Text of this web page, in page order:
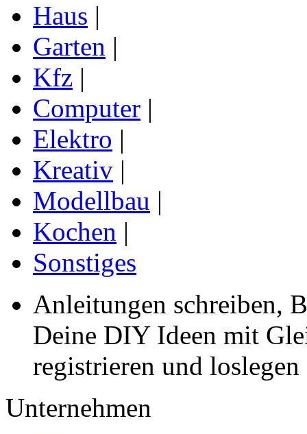
Haus |
Garten |
Kfz |
Computer |
Elektro |
Kreativ |
Modellbau |
Kochen |
Sonstiges
Anleitungen schreiben,
Deine DIY Ideen mit
registrieren und loslegen
Unternehmen